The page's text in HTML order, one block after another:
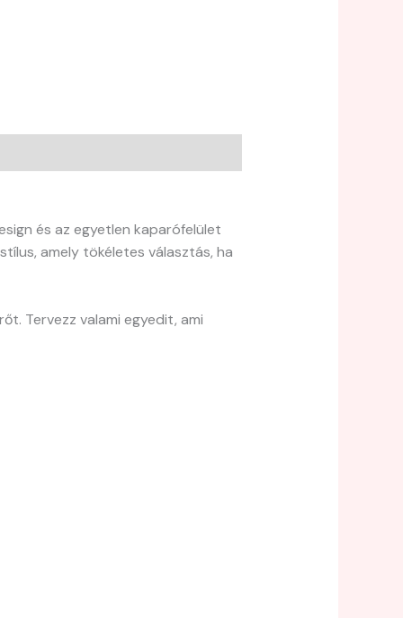
és az egyetlen kaparófelület
amely tökéletes választás, ha
Tervezz valami egyedit, ami